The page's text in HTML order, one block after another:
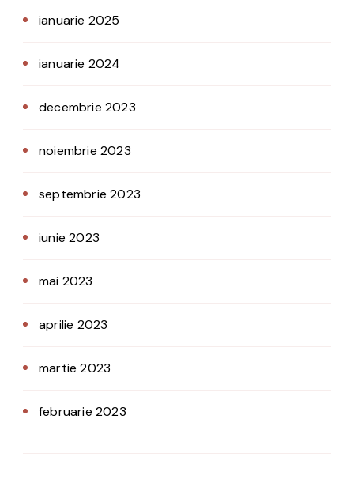
ianuarie 2025
ianuarie 2024
decembrie 2023
noiembrie 2023
septembrie 2023
iunie 2023
mai 2023
aprilie 2023
martie 2023
februarie 2023